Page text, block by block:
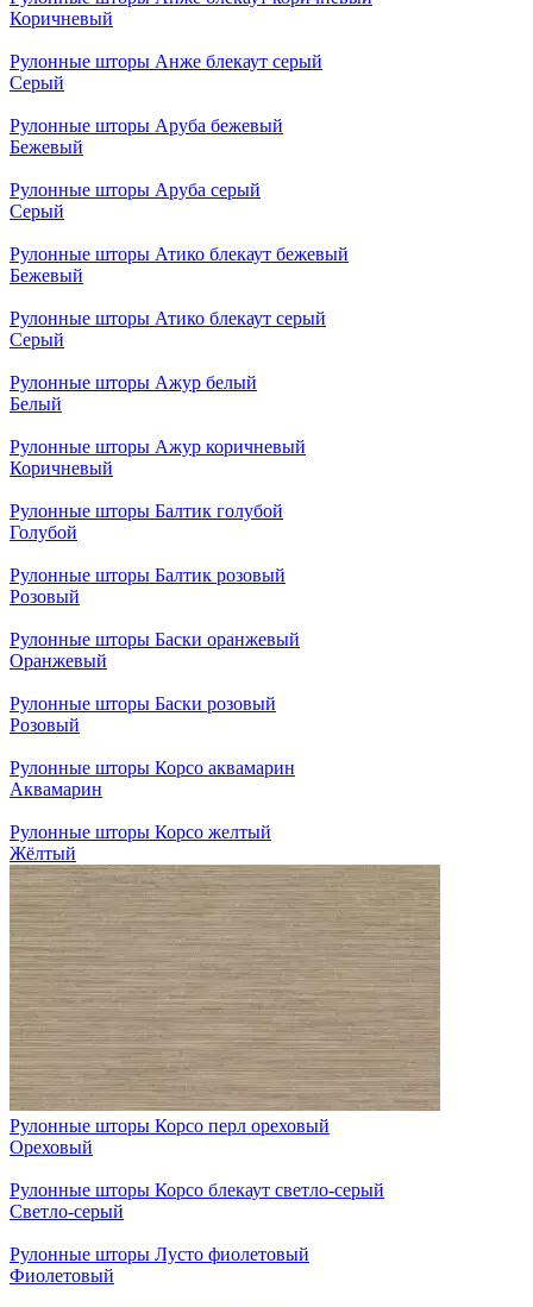
Коричневый
Рулонные шторы Анже блекаут серый
Серый
Рулонные шторы Аруба бежевый
Бежевый
Рулонные шторы Аруба серый
Серый
Рулонные шторы Атико блекаут бежевый
Бежевый
Рулонные шторы Атико блекаут серый
Серый
Рулонные шторы Ажур белый
Белый
Рулонные шторы Ажур коричневый
Коричневый
Рулонные шторы Балтик голубой
Голубой
Рулонные шторы Балтик розовый
Розовый
Рулонные шторы Баски оранжевый
Оранжевый
Рулонные шторы Баски розовый
Розовый
Рулонные шторы Корсо аквамарин
Аквамарин
Рулонные шторы Корсо желтый
Жёлтый
Рулонные шторы Корсо перл ореховый
Ореховый
Рулонные шторы Корсо блекаут светло-серый
Светло-серый
Рулонные шторы Лусто фиолетовый
Фиолетовый